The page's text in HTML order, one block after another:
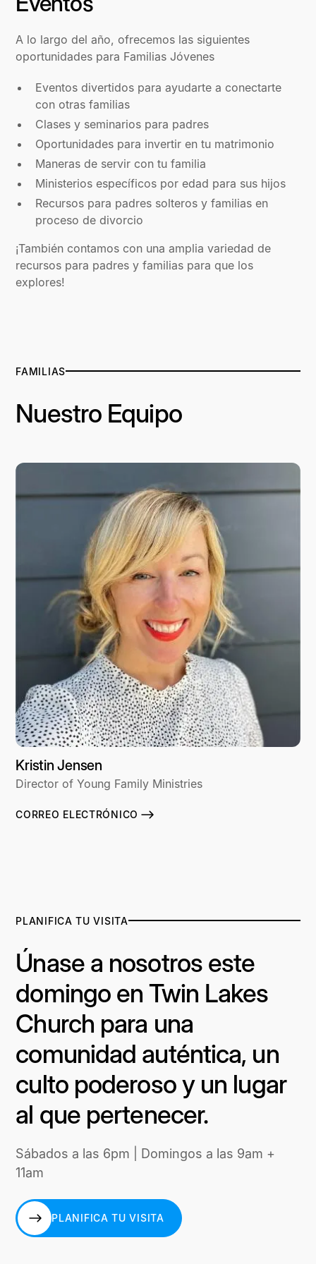
A lo largo del año, ofrecemos las siguientes
oportunidades para Familias Jóvenes
Eventos divertidos para ayudarte a conectarte
con otras familias
Clases y seminarios para padres
Oportunidades para invertir en tu matrimonio
Maneras de servir con tu familia
Ministerios específicos por edad para sus hijos
Recursos para padres solteros y familias en
proceso de divorcio
¡También contamos con una amplia variedad de
recursos para padres y familias para que los
explores!
FAMILIAS
Nuestro Equipo
Kristin Jensen
Director of Young Family Ministries
CORREO ELECTRÓNICO
PLANIFICA TU VISITA
Únase a nosotros este
domingo en Twin Lakes
Church para una
comunidad auténtica, un
culto poderoso y un lugar
al que pertenecer.
Sábados a las 6pm | Domingos a las 9am +
11am
PLANIFICA TU VISITA